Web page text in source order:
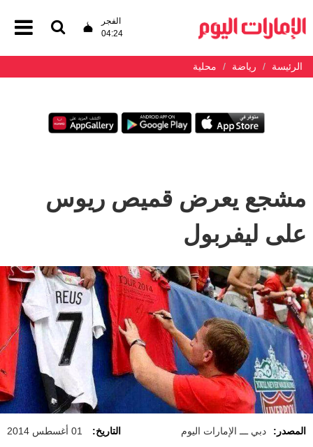
الفجر
04:24
الرئيسة رياضة محلية
مشجع يعرض قميص ريوس
على ليفربول
المصدر: دبي ـــ الإمارات اليوم التاريخ: 01 أغسطس 2014